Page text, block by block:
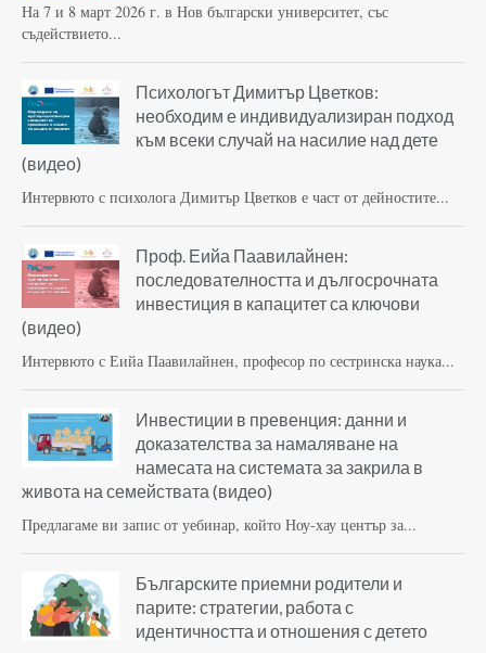
На 7 и 8 март 2026 г. в Нов български университет, със
съдействието...
Психологът Димитър Цветков:
необходим е индивидуализиран подход
към всеки случай на насилие над дете
(видео)
Интервюто с психолога Димитър Цветков е част от дейностите...
Проф. Еийа Паавилайнен:
последователността и дългосрочната
инвестиция в капацитет са ключови
(видео)
Интервюто с Еийа Паавилайнен, професор по сестринска наука...
Инвестиции в превенция: данни и
доказателства за намаляване на
намесата на системата за закрила в
живота на семействата (видео)
Предлагаме ви запис от уебинар, който Ноу-хау център за...
Българските приемни родители и
парите: стратегии, работа с
идентичността и отношения с детето